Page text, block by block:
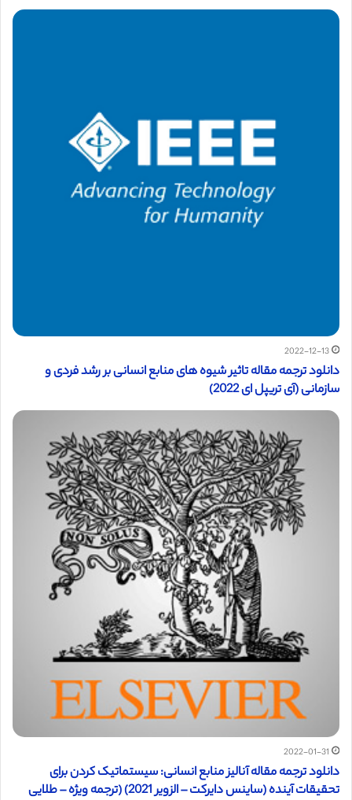
2022-12-13
دانلود ترجمه مقاله تاثیر شیوه های منابع انسانی بر رشد فردی و
سازمانی (آی تریپل ای 2022)
2022-01-31
دانلود ترجمه مقاله آنالیز منابع انسانی: سیستماتیک کردن برای
تحقیقات آینده (ساینس دایرکت – الزویر 2021) (ترجمه ویژه – طلایی